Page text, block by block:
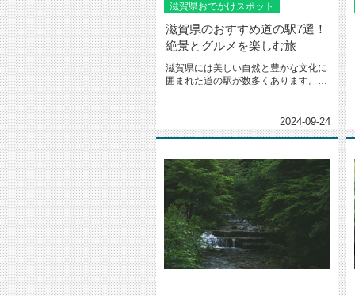
滋賀県おでかけスポット
滋賀県のおすすめ道の駅7選！
絶景とグルメを楽しむ旅
滋賀県には美しい自然と豊かな文化に
囲まれた道の駅が数多くあります。琵
2024-09-24